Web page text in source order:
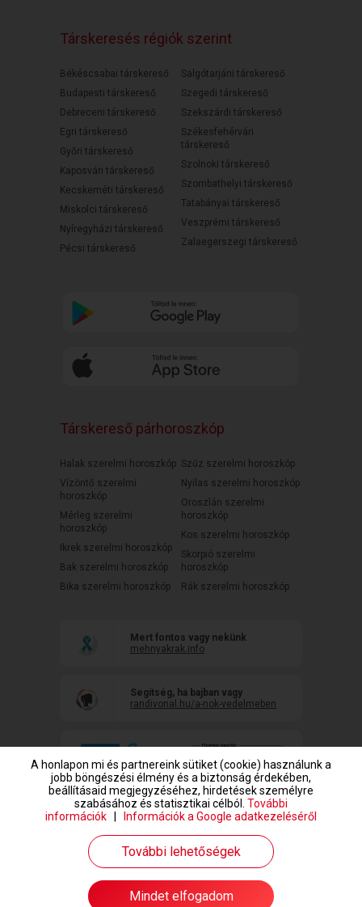
Társkeresés régiók szerint
Békéscsabai társkereső
Budapesti társkereső
Debreceni társkereső
Egri társkereső
Győri társkereső
Kaposvári társkereső
Kecskeméti társkereső
Miskolci társkereső
Nyíregyházi társkereső
Pécsi társkereső
Salgótarjáni társkereső
Szegedi társkereső
Szekszárdi társkereső
Székesfehérvári
társkereső
Szolnoki társkereső
Szombathelyi társkereső
Tatabányai társkereső
Veszprémi társkereső
Zalaegerszegi társkereső
Társkereső párhoroszkóp
Halak szerelmi horoszkóp
Vízöntő szerelmi
horoszkóp
Mérleg szerelmi
horoszkóp
Ikrek szerelmi horoszkóp
Bak szerelmi horoszkóp
Bika szerelmi horoszkóp
Szűz szerelmi horoszkóp
Nyilas szerelmi horoszkóp
Oroszlán szerelmi
horoszkóp
Kos szerelmi horoszkóp
Skorpió szerelmi
horoszkóp
Rák szerelmi horoszkóp
Mert fontos vagy nekünk
mehnyakrak.info
Segítség, ha bajban vagy
randivonal.hu/a-nok-vedelmeben
www.randivonal.hu © Copyright 1999-2026 Dating Central Europe Zrt.
A honlapon mi és partnereink sütiket (cookie) használunk a
jobb böngészési élmény és a biztonság érdekében,
beállításaid megjegyzéséhez, hirdetések személyre
szabásához és statisztikai célból. További
információk
Információk a Google adatkezeléséről
További lehetőségek
Mindet elfogadom